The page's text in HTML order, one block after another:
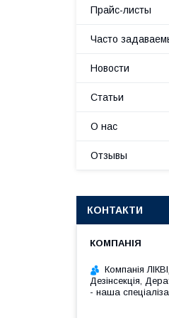
Прайс-листы
Часто
Новости
Статьи
О нас
Отзывы
КОНТАКТИ
Компанія
Дезінсекція,
- наша